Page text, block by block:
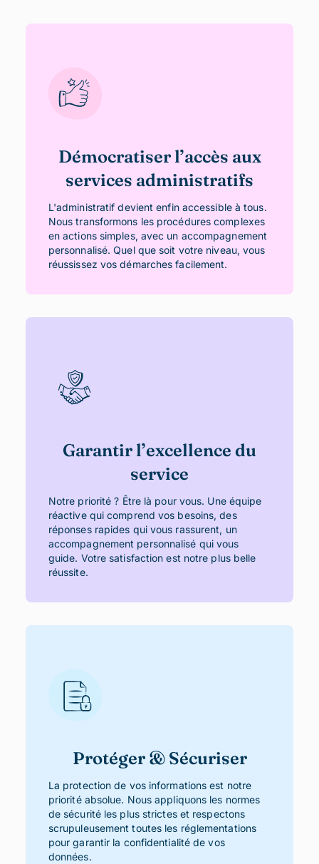
Démocratiser l’accès aux
services administratifs
L'administratif devient enfin accessible à tous.
Nous transformons les procédures complexes
en actions simples, avec un accompagnement
personnalisé. Quel que soit votre niveau, vous
réussissez vos démarches facilement.
Garantir l’excellence du
service
Notre priorité ? Être là pour vous. Une équipe
réactive qui comprend vos besoins, des
réponses rapides qui vous rassurent, un
accompagnement personnalisé qui vous
guide. Votre satisfaction est notre plus belle
réussite.
Protéger & Sécuriser
La protection de vos informations est notre
priorité absolue. Nous appliquons les normes
de sécurité les plus strictes et respectons
scrupuleusement toutes les réglementations
pour garantir la confidentialité de vos
données.